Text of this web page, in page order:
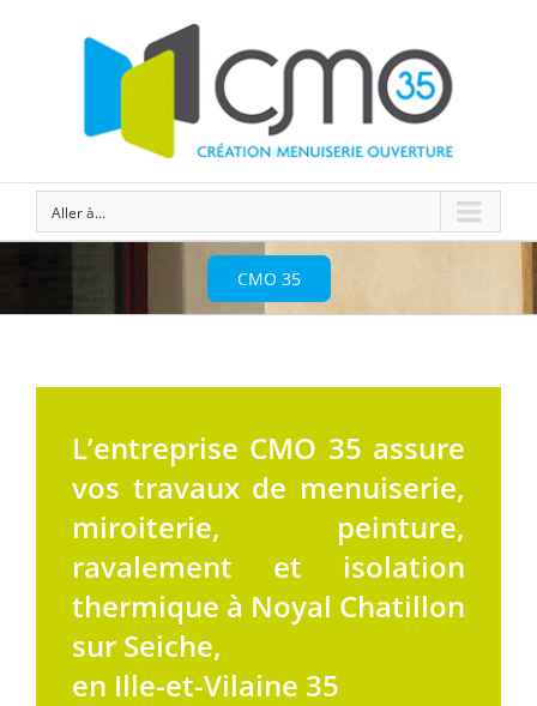
Aller à...
CMO 35
L’entreprise CMO 35 assure
vos travaux de menuiserie,
miroiterie, peinture,
ravalement et isolation
thermique à Noyal Chatillon
sur Seiche,
en Ille-et-Vilaine 35